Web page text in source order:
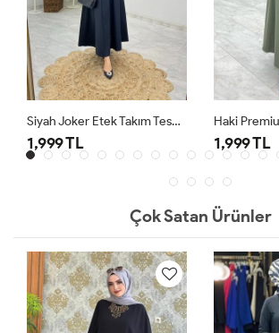
Siyah Joker Etek Takım Tesettür Giyim
1,999 TL 1,999 TL
Çok Satan Ürünler